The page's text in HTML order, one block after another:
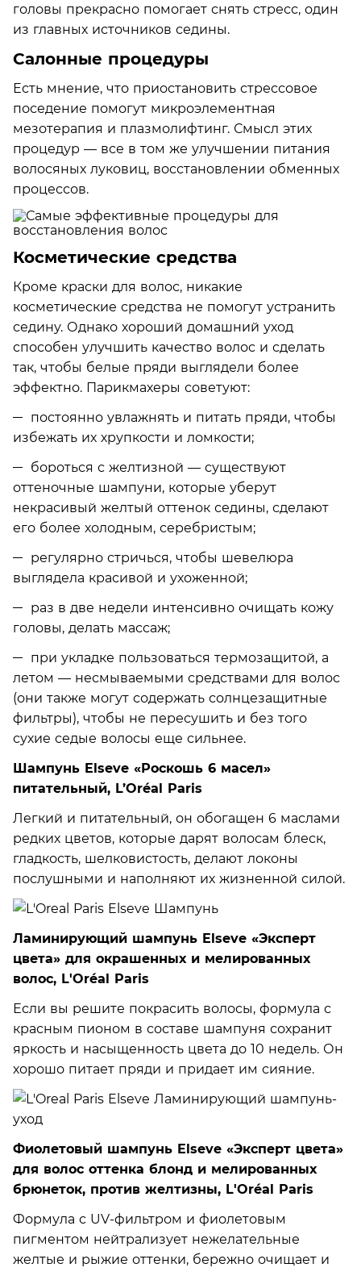
головы прекрасно помогает снять стресс, один
из главных источников седины.
Салонные процедуры
Есть мнение, что приостановить стрессовое
поседение помогут микроэлементная
мезотерапия и плазмолифтинг. Смысл этих
процедур — все в том же улучшении питания
волосяных луковиц, восстановлении обменных
процессов.
Косметические средства
Кроме краски для волос, никакие
косметические средства не помогут устранить
седину. Однако хороший домашний уход
способен улучшить качество волос и сделать
так, чтобы белые пряди выглядели более
эффектно. Парикмахеры советуют:
постоянно увлажнять и питать пряди, чтобы
избежать их хрупкости и ломкости;
бороться с желтизной — существуют
оттеночные шампуни, которые уберут
некрасивый желтый оттенок седины, сделают
его более холодным, серебристым;
регулярно стричься, чтобы шевелюра
выглядела красивой и ухоженной;
раз в две недели интенсивно очищать кожу
головы, делать массаж;
при укладке пользоваться термозащитой, а
летом — несмываемыми средствами для волос
(они также могут содержать солнцезащитные
фильтры), чтобы не пересушить и без того
сухие седые волосы еще сильнее.
Шампунь Elseve «Роскошь 6 масел»
питательный, L’Oréal Paris
Легкий и питательный, он обогащен 6 маслами
редких цветов, которые дарят волосам блеск,
гладкость, шелковистость, делают локоны
послушными и наполняют их жизненной силой.
Ламинирующий шампунь Elseve «Эксперт
цвета» для окрашенных и мелированных
волос, L'Oréal Paris
Если вы решите покрасить волосы, формула с
красным пионом в составе шампуня сохранит
яркость и насыщенность цвета до 10 недель. Он
хорошо питает пряди и придает им сияние.
Фиолетовый шампунь Elseve «Эксперт цвета»
для волос оттенка блонд и мелированных
брюнеток, против желтизны, L'Oréal Paris
Формула с UV-фильтром и фиолетовым
пигментом нейтрализует нежелательные
желтые и рыжие оттенки, бережно очищает и